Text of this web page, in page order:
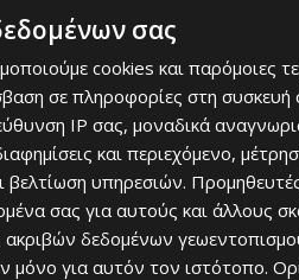
φάση»στον Εθνικό
σας
cookies και παρόμοιες
σε πληροφορίες στη συσκευή
IP σας, μοναδικά
και περιεχόμενο,
βελτίωση υπηρεσιών.
σας για αυτούς και άλλους
δεδομένων
μόνο για αυτόν τον ιστότοπο.